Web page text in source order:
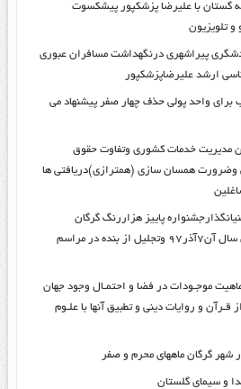
گستان با علیرضا پزشکپور پیشکسوت
و تلویزیون
پیراشهری درنگهداشت مسافران عبوری
ارشد علیرضاپزشکپور
برای واحد پولی حذف چهار صفر پیشنهاد می
مدیریت خدمات کشوری وتفاوت حقوق
وضرورت همسان سازی (همترازی)دریافتی ها
پاییز هزاررنگ گرگان
درمراسم افتتاحیه سومین سال آن۷آذر۹۷ وتجلیل از بنده در مراسم
موجـودات در فضا و احتمـال وجود جهان
و روایات دینی و تطبیق آنها با علـوم
شهر گرگان ماههای محرم و صفر
و سیمای گلستان